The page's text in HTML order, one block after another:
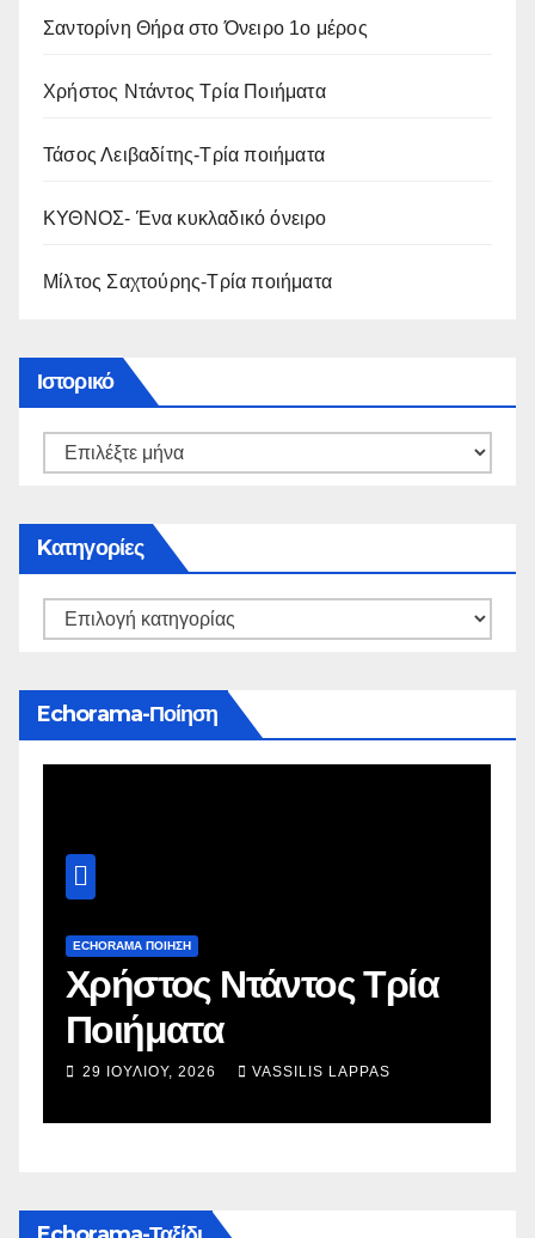
Σαντορίνη Θήρα στο Όνειρο 1ο μέρος
Χρήστος Ντάντος Τρία Ποιήματα
Τάσος Λειβαδίτης-Τρία ποιήματα
ΚΥΘΝΟΣ- Ένα κυκλαδικό όνειρο
Μίλτος Σαχτούρης-Τρία ποιήματα
Ιστορικό
Kατηγορίες
Echorama-Ποίηση
ECHORAMA ΠΟΙΗΣΗ
Χρήστος Ντάντος Τρία
Ποιήματα
29 ΙΟΥΛΊΟΥ, 2026 VASSILIS LAPPAS